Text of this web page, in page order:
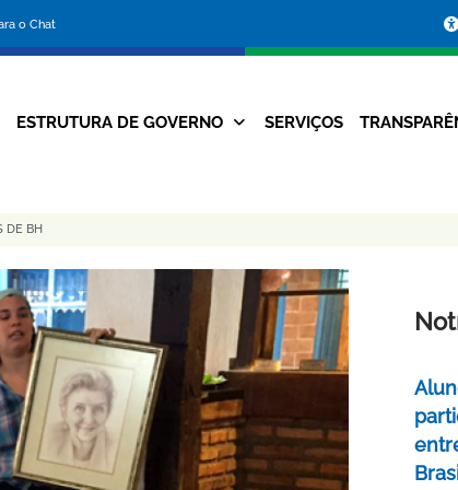
o Chat
da
Prefeitura
Navegação
ESTRUTURA DE GOVERNO SERVIÇOS
DE BH